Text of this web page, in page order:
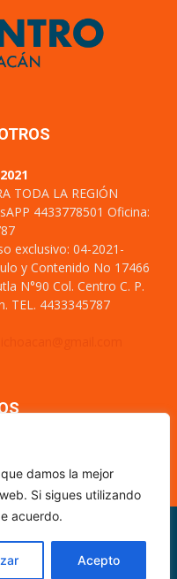
damos la mejor
Si sigues utilizando
acuerdo.
Acepto
TODA LA REGIÓN
4433778501 Oficina:
exclusivo: 04-2021-
y Contenido No 17466
N°90 Col. Centro C. P.
TEL. 4433345787
XML Sitemap